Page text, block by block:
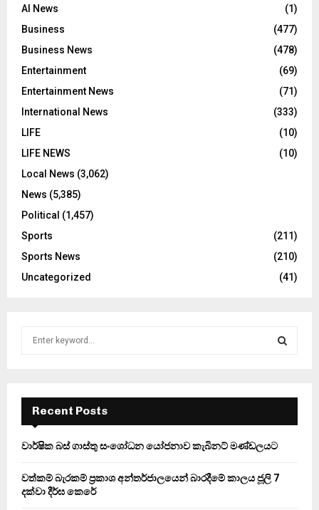
AI News
(1)
Business
(477)
Business News
(478)
Entertainment
(69)
Entertainment News
(71)
International News
(333)
LIFE
(10)
LIFE NEWS
(10)
Local News (3,062)
News (5,385)
Political (1,457)
Sports
(211)
Sports News
(210)
Uncategorized
(41)
f
r
E
A
Recent Posts
වාර්ෂික බස් ගාස්තු සංශෝධන යෝජනාව කැබිනට් මණ්ඩලයට
වත්කම් බැරකම් ප්‍රකාශ අන්තර්ජාලයෙන් බාරදීමේ කාලය ජූලි 7
දක්වා දීර්ඝ කෙරේ